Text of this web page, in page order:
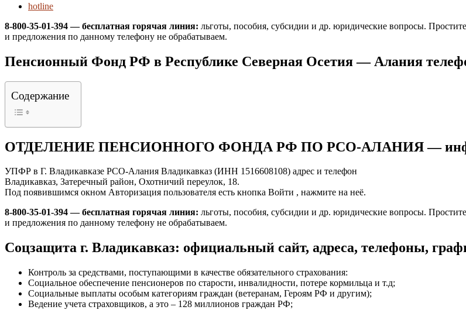
hotline
8-800-35-01-394 — бесплатная горячая линия: льготы, пособия, субсидии и др. юридические вопросы.
и предложения по данному телефону не обрабатываем.
Пенсионный Фонд РФ в Республике Северная Осетия — Алания
Содержание
ОТДЕЛЕНИЕ ПЕНСИОННОГО ФОНДА РФ ПО РСО-АЛАНИЯ —
УПФР в Г. Владикавказе РСО-Алания Владикавказ (ИНН 1516608108) адрес и телефон
Владикавказ, Затеречный район, Охотничий переулок, 18.
Под появившимся окном Авторизация пользователя есть кнопка Войти , нажмите на неё.
8-800-35-01-394 — бесплатная горячая линия: льготы, пособия, субсидии и др. юридические вопросы.
и предложения по данному телефону не обрабатываем.
Соцзащита г. Владикавказ: официальный сайт, адреса, телефоны,
Контроль за средствами, поступающими в качестве обязательного страхования:
Социальное обеспечение пенсионеров по старости, инвалидности, потере кормильца и т.д;
Социальные выплаты особым категориям граждан (ветеранам, Героям РФ и другим);
Ведение учета страховщиков, а это – 128 миллионов граждан РФ;